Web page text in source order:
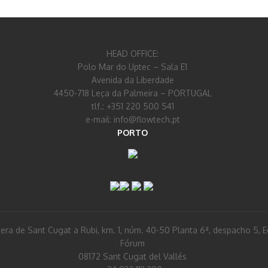
HEAD OFFICE:
Polo Mar do Uptec – Sala E1
Avenida da Liberdade
4450-718 Leça da Palmeira – PORTUGAL
tlf.: +351 220 500 541
e-mail: info@flowtech.pt
PORTO
de Sant Cugat a Rubi, km. 1, núm. 40-50 Planta 6ª, despacho 5,
Fórum
08172 Sant Cugat del Vallés